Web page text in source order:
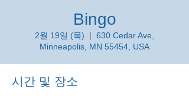
Bingo
2월 19일 (목)
  |
630 Cedar Ave,
Minneapolis, MN 55454, USA
시간 및 장소